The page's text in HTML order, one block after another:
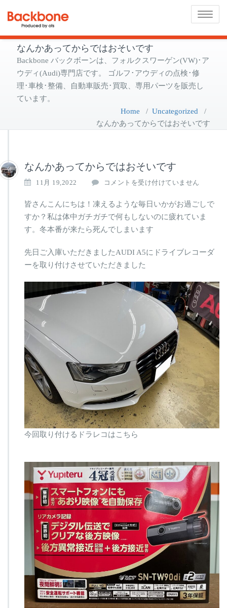
Toggle
なんかあってからではおそいです
Backbone バックボーンは、フォルクスワーゲン(VW)･ア
ウディ(Audi)専門店です。 ゴルフ･アウディの点検･修
理･車検･整備、自動車販売･買取、専用パーツを販売し
ています。
Home / Uncategorized /
なんかあってからではおそいです
なんかあってからではおそいです
11月 19,2022
な
か
あ
っ
て
ら
で
お
コメントを受け付けていません
皆さんこんにちは！凍えるような毎日いかがお過ごしで
すか？私は体中ガチガチで何もしないのに疲れていま
す。冬本番が来たら死んでしまいます
先日ご入庫いただきましたAUDI A5にドライブレコーダ
ーを取り付けさせていただきました
今回取り付けるドラレコはこちら